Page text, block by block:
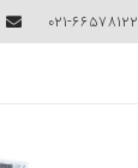
021-66578122